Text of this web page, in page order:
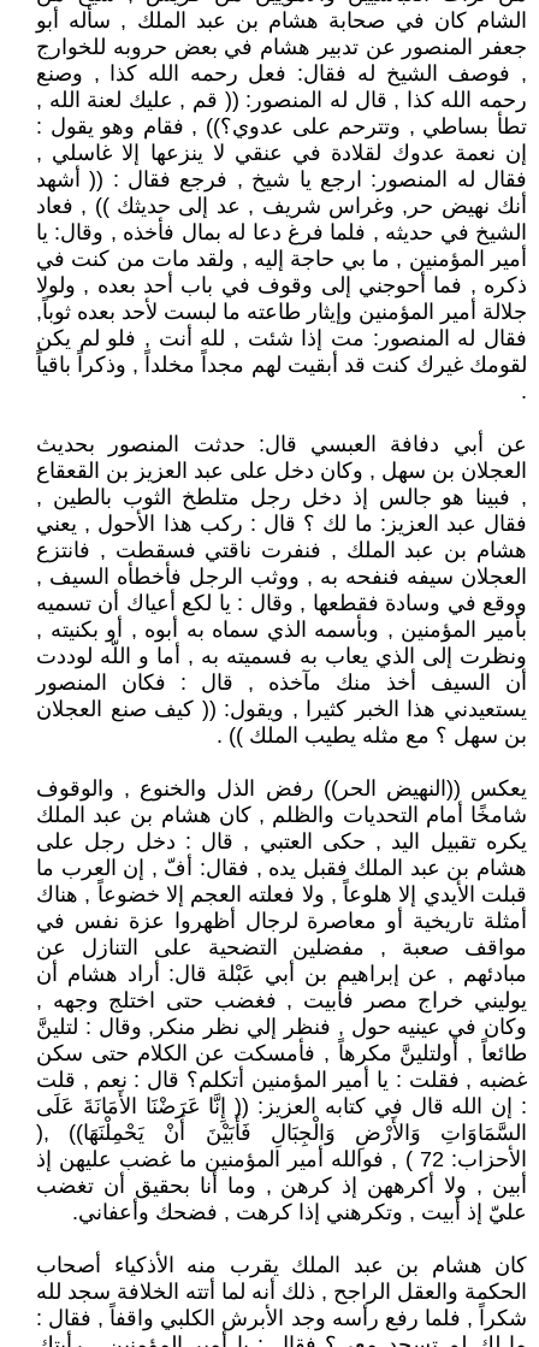
الشام كان في صحابة هشام بن عبد الملك , سأله أبو
جعفر المنصور عن تدبير هشام في بعض حروبه للخوارج
, فوصف الشيخ له فقال: فعل رحمه الله كذا , وصنع
رحمه الله كذا , قال له المنصور: (( قم , عليك لعنة الله ,
تطأ بساطي , وتترحم على عدوي؟)) , فقام وهو يقول :
إن نعمة عدوك لقلادة في عنقي لا ينزعها إلا غاسلي ,
فقال له المنصور: ارجع يا شيخ , فرجع فقال : (( أشهد
أنك نهيض حر, وغراس شريف , عد إلى حديثك )) , فعاد
الشيخ في حديثه , فلما فرغ دعا له بمال فأخذه , وقال: يا
أمير المؤمنين , ما بي حاجة إليه , ولقد مات من كنت في
ذكره , فما أحوجني إلى وقوف في باب أحد بعده , ولولا
جلالة أمير المؤمنين وإيثار طاعته ما لبست لأحد بعده ثوباً,
فقال له المنصور: مت إذا شئت , لله أنت , فلو لم يكن
لقومك غيرك كنت قد أبقيت لهم مجداً مخلداً , وذكراً باقياً
.
عن أبي دفافة العبسي قال: حدثت المنصور بحديث
العجلان بن سهل , وكان دخل على عبد العزيز بن القعقاع
, فبينا هو جالس إذ دخل رجل متلطخ الثوب بالطين ,
فقال عبد العزيز: ما لك ؟ قال : ركب هذا الأحول , يعني
هشام بن عبد الملك , فنفرت ناقتي فسقطت , فانتزع
العجلان سيفه فنفحه به , ووثب الرجل فأخطأه السيف ,
ووقع في وسادة فقطعها , وقال : يا لكع أعياك أن تسميه
بأمير المؤمنين , وبأسمه الذي سماه به أبوه , أو بكنيته ,
ونظرت إلى الذي يعاب به فسميته به , أما و اللّه لوددت
أن السيف أخذ منك مآخذه , قال : فكان المنصور
يستعيدني هذا الخبر كثيرا , ويقول: (( كيف صنع العجلان
بن سهل ؟ مع مثله يطيب الملك )) .
يعكس ((النهيض الحر)) رفض الذل والخنوع , والوقوف
شامخًا أمام التحديات والظلم , كان هشام بن عبد الملك
يكره تقبيل اليد , حكى العتبي , قال : دخل رجل على
هشام بن عبد الملك فقبل يده , فقال: أفّ , إن العرب ما
قبلت الأيدي إلا هلوعاً , ولا فعلته العجم إلا خضوعاً , هناك
أمثلة تاريخية أو معاصرة لرجال أظهروا عزة نفس في
مواقف صعبة , مفضلين التضحية على التنازل عن
مبادئهم , عن إبراهيم بن أبي عَبْلة قال: أراد هشام أن
يوليني خراج مصر فأبيت , فغضب حتى اختلج وجهه ,
وكان في عينيه حول , فنظر إلي نظر منكر, وقال : لتلينَّ
طائعاً , أولتلينَّ مكرهاً , فأمسكت عن الكلام حتى سكن
غضبه , فقلت : يا أمير المؤمنين أتكلم؟ قال : نعم , قلت
: إن الله قال في كتابه العزيز: (( إِنَّا عَرَضْنَا الأَمَانَةَ عَلَى
السَّمَاوَاتِ وَالأَرْضِ وَالْجِبَالِ فَأَبَيْنَ أَنْ يَحْمِلْنَهَا)) ,(
الأحزاب: 72 ) , فوالله أمير المؤمنين ما غضب عليهن إذ
أبين , ولا أكرههن إذ كرهن , وما أنا بحقيق أن تغضب
عليّ إذ أبيت , وتكرهني إذا كرهت , فضحك وأعفاني.
كان هشام بن عبد الملك يقرب منه الأذكياء أصحاب
الحكمة والعقل الراجح , ذلك أنه لما أتته الخلافة سجد لله
شكراً , فلما رفع رأسه وجد الأبرش الكلبي واقفاً , فقال :